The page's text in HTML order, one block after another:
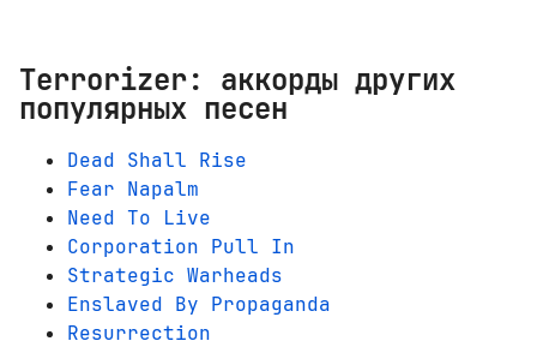
Terrorizer: аккорды других
популярных песен
Dead Shall Rise
Fear Napalm
Need To Live
Corporation Pull In
Strategic Warheads
Enslaved By Propaganda
Resurrection